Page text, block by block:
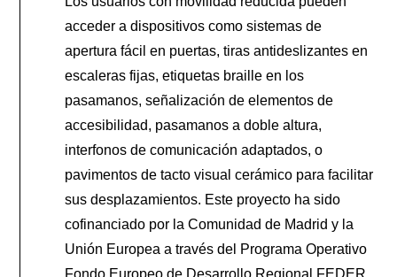
acceder a dispositivos como sistemas de
apertura fácil en puertas, tiras antideslizantes en
escaleras fijas, etiquetas braille en los
pasamanos, señalización de elementos de
accesibilidad, pasamanos a doble altura,
interfonos de comunicación adaptados, o
pavimentos de tacto visual cerámico para facilitar
sus desplazamientos. Este proyecto ha sido
cofinanciado por la Comunidad de Madrid y la
Unión Europea a través del Programa Operativo
Fondo Europeo de Desarrollo Regional FEDER